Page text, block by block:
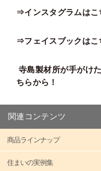
⇒インスタグラムはこ
⇒フェイスブックはこ
寺島製材所が手がけ
ちらから！
関連コンテンツ
商品ラインナップ
住まいの実例集